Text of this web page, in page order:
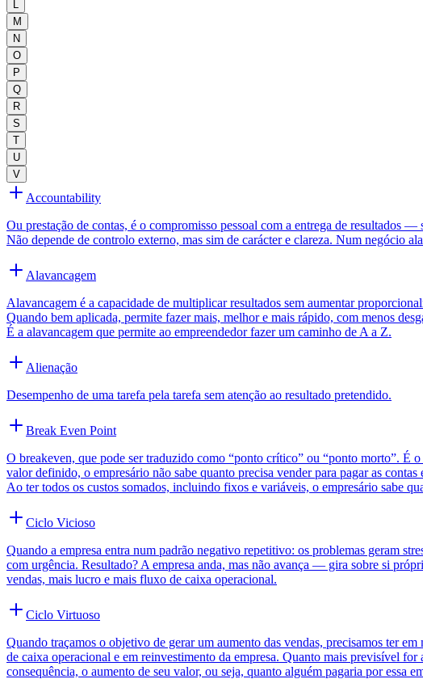
M
N
O
P
Q
R
S
T
U
V
Accountability
Ou prestação de contas, é o compromisso pessoal com a entrega de resultados
Não depende de controlo externo, mas sim de carácter e clareza. Num negócio
Alavancagem
Alavancagem é a capacidade de multiplicar resultados sem aumentar
Quando bem aplicada, permite fazer mais, melhor e mais rápido, com menos
É a alavancagem que permite ao empreendedor fazer um caminho de A a Z.
Alienação
Desempenho de uma tarefa pela tarefa sem atenção ao resultado pretendido.
Break Even Point
O breakeven, que pode ser traduzido como “ponto crítico” ou “ponto morto”. É
valor definido, o empresário não sabe quanto precisa vender para pagar as
Ao ter todos os custos somados, incluindo fixos e variáveis, o empresário sabe
Ciclo Vicioso
Quando a empresa entra num padrão negativo repetitivo: os problemas geram
com urgência. Resultado? A empresa anda, mas não avança — gira sobre si
vendas, mais lucro e mais fluxo de caixa operacional.
Ciclo Virtuoso
Quando traçamos o objetivo de gerar um aumento das vendas, precisamos ter
de caixa operacional e em reinvestimento da empresa. Quanto mais previsível
consequência, o aumento de seu valor, ou seja, quanto alguém pagaria por essa